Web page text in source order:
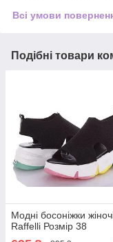
Всі умови
Подібні товари
Модні босоніжки
Raffelli Розмір 38